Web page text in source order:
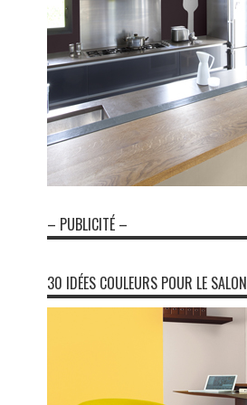
– PUBLICITÉ –
30 IDÉES COULEURS POUR LE SALON